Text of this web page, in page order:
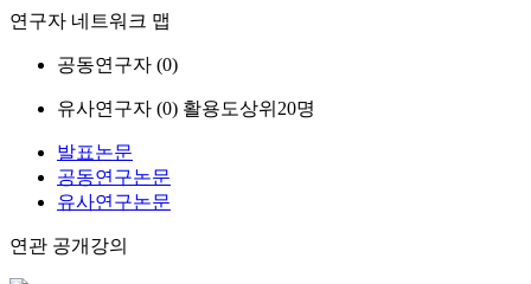
연구자 네트워크 맵
공동연구자 (0)
유사연구자 (0) 활용도상위20명
발표논문
공동연구논문
유사연구논문
연관 공개강의